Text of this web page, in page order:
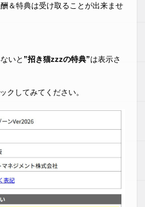
＆特典は受け取ることが出来ませ
いと ”招き猫zzzの特典”は表示さ
クしてみてください。